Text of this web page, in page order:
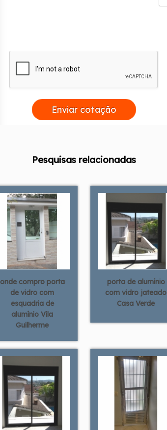
Enviar cotação
Pesquisas relacionadas
onde compro porta
de vidro com
esquadria de
alumínio Vila
Guilherme
porta de alumínio
com vidro jateado
Casa Verde